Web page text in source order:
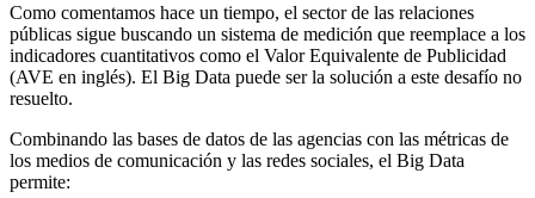
Como comentamos hace un tiempo, el sector de las relaciones
públicas sigue buscando un sistema de medición que reemplace a los
indicadores cuantitativos como el Valor Equivalente de Publicidad
(AVE en inglés). El Big Data puede ser la solución a este desafío no
resuelto.
Combinando las bases de datos de las agencias con las métricas de
los medios de comunicación y las redes sociales, el Big Data
permite: